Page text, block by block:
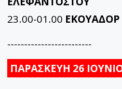
23.00-01.00 ΕΚΟΥΑΔΟΡ
-------------------------
ΠΑΡΑΣΚΕΥΗ 26